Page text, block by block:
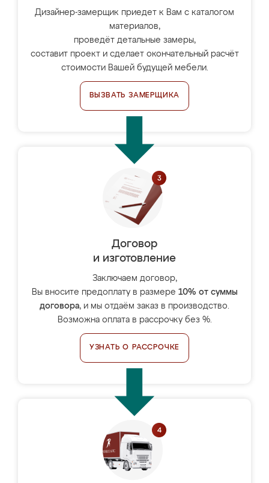
Дизайнер-замерщик приедет к Вам с каталогом
материалов,
проведёт детальные замеры,
составит проект и сделает окончательный расчёт
стоимости Вашей будущей мебели.
ВЫЗВАТЬ ЗАМЕРЩИКА
Договор
и изготовление
Заключаем договор,
Вы вносите предоплату в размере 10% от суммы
договора, и мы отдаём заказ в производство.
Возможна оплата в рассрочку без %.
УЗНАТЬ О РАССРОЧКЕ